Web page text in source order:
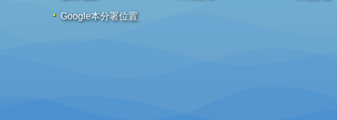
Google本分署位置